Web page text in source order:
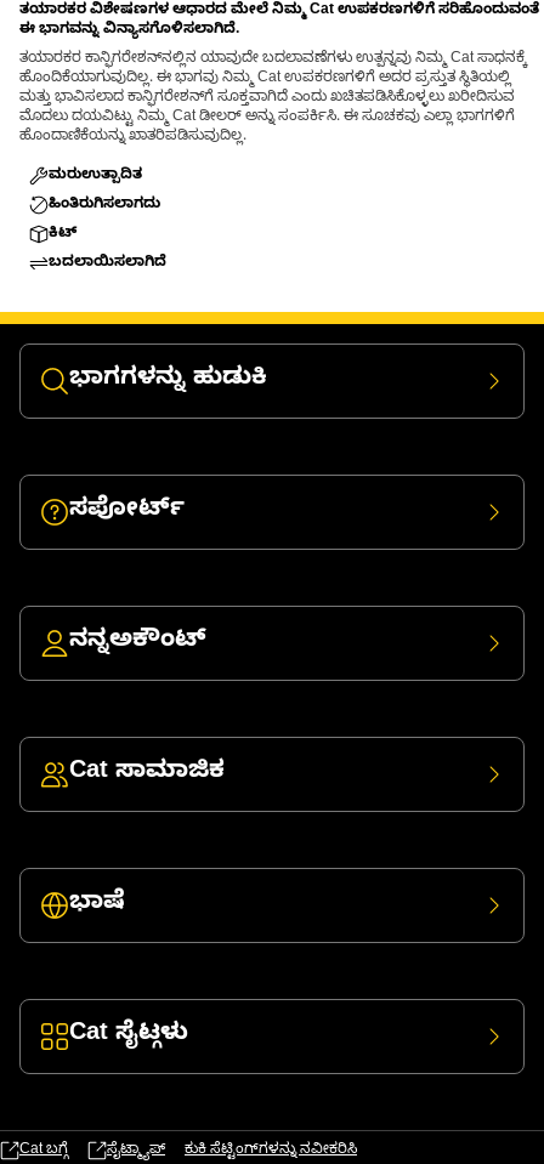
ತಯಾರಕರ ವಿಶೇಷಣಗಳ ಆಧಾರದ ಮೇಲೆ ನಿಮ್ಮ Cat ಉಪಕರಣಗಳಿಗೆ ಸರಿಹೊಂದುವಂತೆ
ಈ ಭಾಗವನ್ನು ವಿನ್ಯಾಸಗೊಳಿಸಲಾಗಿದೆ.
ತಯಾರಕರ ಕಾನ್ಫಿಗರೇಶನ್‌ನಲ್ಲಿನ ಯಾವುದೇ ಬದಲಾವಣೆಗಳು ಉತ್ಪನ್ನವು ನಿಮ್ಮ Cat ಸಾಧನಕ್ಕೆ
ಹೊಂದಿಕೆಯಾಗುವುದಿಲ್ಲ. ಈ ಭಾಗವು ನಿಮ್ಮ Cat ಉಪಕರಣಗಳಿಗೆ ಅದರ ಪ್ರಸ್ತುತ ಸ್ಥಿತಿಯಲ್ಲಿ
ಮತ್ತು ಭಾವಿಸಲಾದ ಕಾನ್ಫಿಗರೇಶನ್‌ಗೆ ಸೂಕ್ತವಾಗಿದೆ ಎಂದು ಖಚಿತಪಡಿಸಿಕೊಳ್ಳಲು ಖರೀದಿಸುವ
ಮೊದಲು ದಯವಿಟ್ಟು ನಿಮ್ಮ Cat ಡೀಲರ್ ಅನ್ನು ಸಂಪರ್ಕಿಸಿ. ಈ ಸೂಚಕವು ಎಲ್ಲಾ ಭಾಗಗಳಿಗೆ
ಹೊಂದಾಣಿಕೆಯನ್ನು ಖಾತರಿಪಡಿಸುವುದಿಲ್ಲ.
ಮರುಉತ್ಪಾದಿತ
ಹಿಂತಿರುಗಿಸಲಾಗದು
ಕಿಟ್
ಬದಲಾಯಿಸಲಾಗಿದೆ
ಭಾಗಗಳನ್ನು ಹುಡುಕಿ
ಸಪೋರ್ಟ್
ನನ್ನಅಕೌಂಟ್
Cat ಸಾಮಾಜಿಕ
ಭಾಷೆ
Cat ಸೈಟ್ಗಳು
Cat ಬಗ್ಗೆ ಸೈಟ್ಮ್ಯಾಪ್ ಕುಕಿ ಸೆಟ್ಟಿಂಗ್‌ಗಳನ್ನು ನವೀಕರಿಸಿ